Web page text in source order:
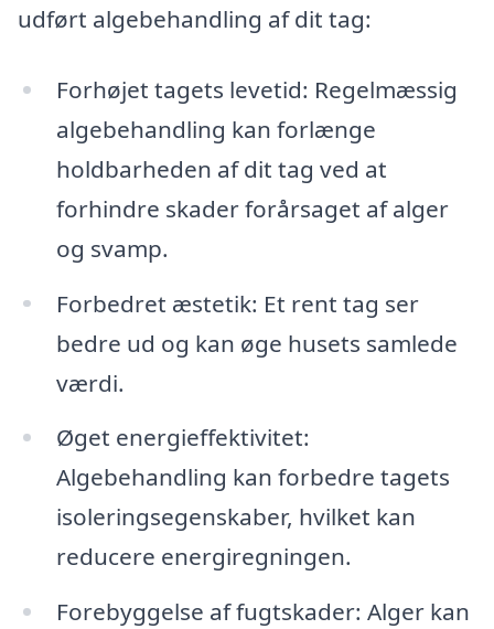
udført algebehandling af dit tag:
Forhøjet tagets levetid: Regelmæssig
algebehandling kan forlænge
holdbarheden af dit tag ved at
forhindre skader forårsaget af alger
og svamp.
Forbedret æstetik: Et rent tag ser
bedre ud og kan øge husets samlede
værdi.
Øget energieffektivitet:
Algebehandling kan forbedre tagets
isoleringsegenskaber, hvilket kan
reducere energiregningen.
Forebyggelse af fugtskader: Alger kan